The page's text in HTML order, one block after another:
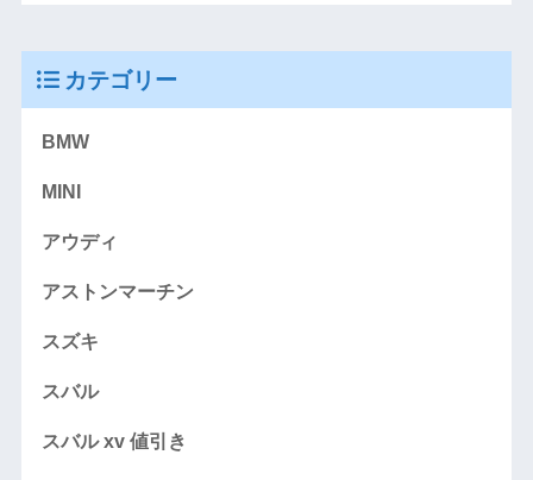
カテゴリー
BMW
MINI
アウディ
アストンマーチン
スズキ
スバル
スバル xv 値引き